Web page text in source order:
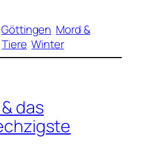
Göttingen Mord &
Tiere Winter
das